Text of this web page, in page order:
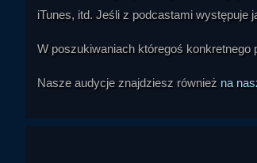
iTunes, itd. Jeśli z podcastami występuje
W poszukiwaniach któregoś konkretnego
Nasze audycje znajdziesz również na